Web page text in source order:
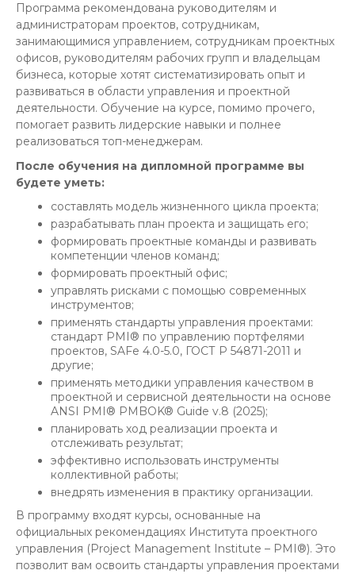
Программа рекомендована руководителям и
администраторам проектов, сотрудникам,
занимающимися управлением, сотрудникам проектных
офисов, руководителям рабочих групп и владельцам
бизнеса, которые хотят систематизировать опыт и
развиваться в области управления и проектной
деятельности. Обучение на курсе, помимо прочего,
помогает развить лидерские навыки и полнее
реализоваться топ-менеджерам.
После обучения на дипломной программе вы
будете уметь:
составлять модель жизненного цикла проекта;
разрабатывать план проекта и защищать его;
формировать проектные команды и развивать
компетенции членов команд;
формировать проектный офис;
управлять рисками с помощью современных
инструментов;
применять стандарты управления проектами:
стандарт PMI® по управлению портфелями
проектов, SAFe 4.0-5.0, ГОСТ Р 54871-2011 и
другие;
применять методики управления качеством в
проектной и сервисной деятельности на основе
ANSI PMI® PMBOK® Guide v.8 (2025);
планировать ход реализации проекта и
отслеживать результат;
эффективно использовать инструменты
коллективной работы;
внедрять изменения в практику организации.
В программу входят курсы, основанные на
официальных рекомендациях Института проектного
управления (Project Management Institute – PMI®). Это
позволит вам освоить стандарты управления проектами